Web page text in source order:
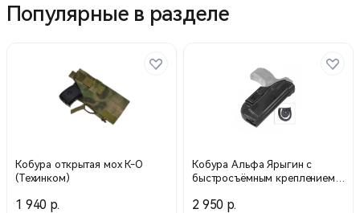
Популярные в разделе
Кобура открытая мох К-О
(Техинком)
1 940 р.
Кобура Альфа Ярыгин с
быстросъёмным креплением /
2 950 р.